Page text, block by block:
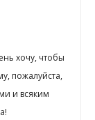
хочу, чтобы
пожалуйста,
и всяким